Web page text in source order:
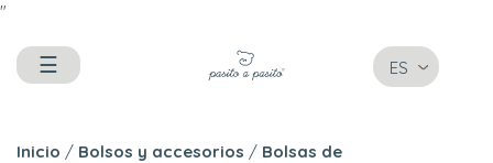
"
☰ ES
Inicio / Bolsos y accesorios / Bolsas de